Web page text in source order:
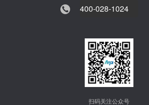
400-028-1024
扫码关注公众号